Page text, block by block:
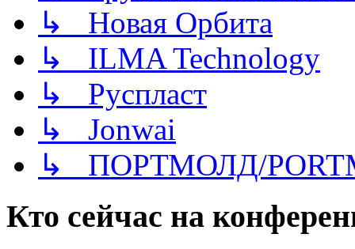
↳ Новая Орбита
↳ ILMA Technology
↳ Руспласт
↳ Jonwai
↳ ПОРТМОЛД/
Кто сейчас на